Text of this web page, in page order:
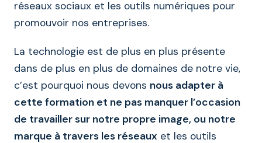
réseaux sociaux et les outils numériques pour
promouvoir nos entreprises.
La technologie est de plus en plus présente
dans de plus en plus de domaines de notre vie,
c’est pourquoi nous devons nous adapter à
cette formation et ne pas manquer l’occasion
de travailler sur notre propre image, ou notre
marque à travers les réseaux et les outils